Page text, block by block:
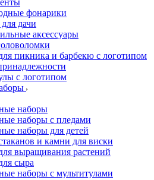
фонарики
дачи
аксессуары
пикника и барбекю с логотипом
с логотипом
наборы
наборы с пледами
наборы для детей
и камни для виски
выращивания растений
сыра
наборы с мультитулами